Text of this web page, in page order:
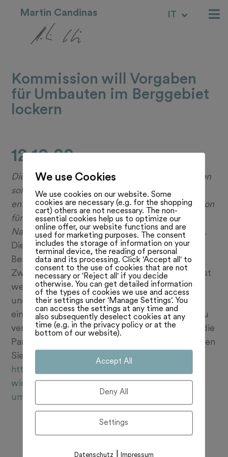
Martin Candinas IT
RM
Kommission will Vorgaben
für Umbauten im Berggebiet
lockern
12.10.22
Die Vorgaben für Hausumbauten in Berggebieten
sollen gelockert und das Zweitwohnungsgesetz
entsprechend angepasst werden. Die Kommission
für Umwelt, Energie und Raumplanung des
Nationalrates will dazu eine Vorlage ausarbeiten.
Die Vorgaben für Hausumbauten in
Berggebieten sollen gelockert und das
Zweitwohnungsgesetz entsprechend angepasst
werden. Die Kommission für Umwelt, Energie
und Raumplanung des Nationalrates will dazu
eine Vorlage ausarbeiten. Den Vorentwurf dazu
verabschiedete sie mit 14 zu 10 Stimmen, wie die
Parlamentsdienste am Dienstag mitteilten. Lesen
Sie mehr:
https://www.schweizerbauer.ch/politik-
wirtschaft/kommission-will-vorgaben-fuer-
umbauten-im-berggebiet-lockern/
We use Cookies
We use cookies on our website. Some
cookies are necessary (e.g. for the shopping
cart) others are not necessary. The non-
essential cookies help us to optimize our
online offer, our website functions and are
used for marketing purposes. The consent
includes the storage of information on your
terminal device, the reading of personal
data and its processing. Click 'Accept all' to
consent to the use of cookies that are not
necessary or 'Reject all' if you decide
otherwise. You can get detailed information
of the types of cookies we use and access
their settings under 'Manage Settings'. You
can access the settings at any time and
also subsequently deselect cookies at any
time (e.g. in the privacy policy or at the
bottom of our website).
Accept All
Deny All
Settings
Datenschutz Impressum